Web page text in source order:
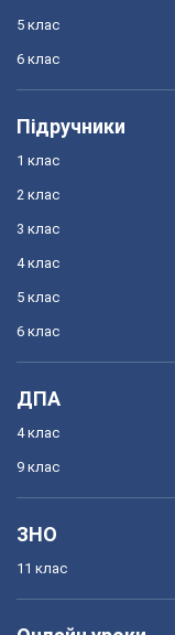
5 клас
6 клас
Підручники
1 клас
2 клас
3 клас
4 клас
5 клас
6 клас
ДПА
4 клас
9 клас
ЗНО
11 клас